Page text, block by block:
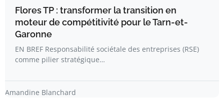
Flores TP : transformer la transition en
moteur de compétitivité pour le Tarn-et-
Garonne
EN BREF Responsabilité sociétale des entreprises (RSE)
comme pilier stratégique…
Amandine Blanchard